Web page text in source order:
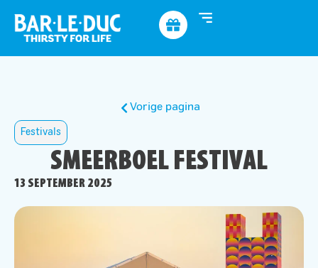
Vorige pagina
Festivals
SMEERBOEL FESTIVAL
13 SEPTEMBER 2025